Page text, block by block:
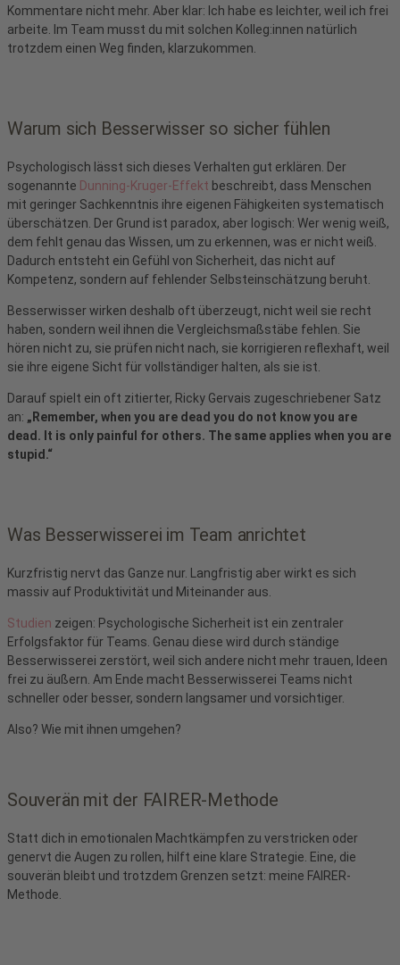
Kommentare nicht mehr. Aber klar: Ich habe es leichter, weil ich frei
arbeite. Im Team musst du mit solchen Kolleg:innen natürlich
trotzdem einen Weg finden, klarzukommen.
Warum sich Besserwisser so sicher fühlen
Psychologisch lässt sich dieses Verhalten gut erklären. Der
sogenannte Dunning-Kruger-Effekt beschreibt, dass Menschen
mit geringer Sachkenntnis ihre eigenen Fähigkeiten systematisch
überschätzen. Der Grund ist paradox, aber logisch: Wer wenig weiß,
dem fehlt genau das Wissen, um zu erkennen, was er nicht weiß.
Dadurch entsteht ein Gefühl von Sicherheit, das nicht auf
Kompetenz, sondern auf fehlender Selbsteinschätzung beruht.
Besserwisser wirken deshalb oft überzeugt, nicht weil sie recht
haben, sondern weil ihnen die Vergleichsmaßstäbe fehlen. Sie
hören nicht zu, sie prüfen nicht nach, sie korrigieren reflexhaft, weil
sie ihre eigene Sicht für vollständiger halten, als sie ist.
Darauf spielt ein oft zitierter, Ricky Gervais zugeschriebener Satz
an: „Remember, when you are dead you do not know you are
dead. It is only painful for others. The same applies when you are
stupid.“
Was Besserwisserei im Team anrichtet
Kurzfristig nervt das Ganze nur. Langfristig aber wirkt es sich
massiv auf Produktivität und Miteinander aus.
Studien zeigen: Psychologische Sicherheit ist ein zentraler
Erfolgsfaktor für Teams. Genau diese wird durch ständige
Besserwisserei zerstört, weil sich andere nicht mehr trauen, Ideen
frei zu äußern. Am Ende macht Besserwisserei Teams nicht
schneller oder besser, sondern langsamer und vorsichtiger.
Also? Wie mit ihnen umgehen?
Souverän mit der FAIRER-Methode
Statt dich in emotionalen Machtkämpfen zu verstricken oder
genervt die Augen zu rollen, hilft eine klare Strategie. Eine, die
souverän bleibt und trotzdem Grenzen setzt: meine FAIRER-
Methode.